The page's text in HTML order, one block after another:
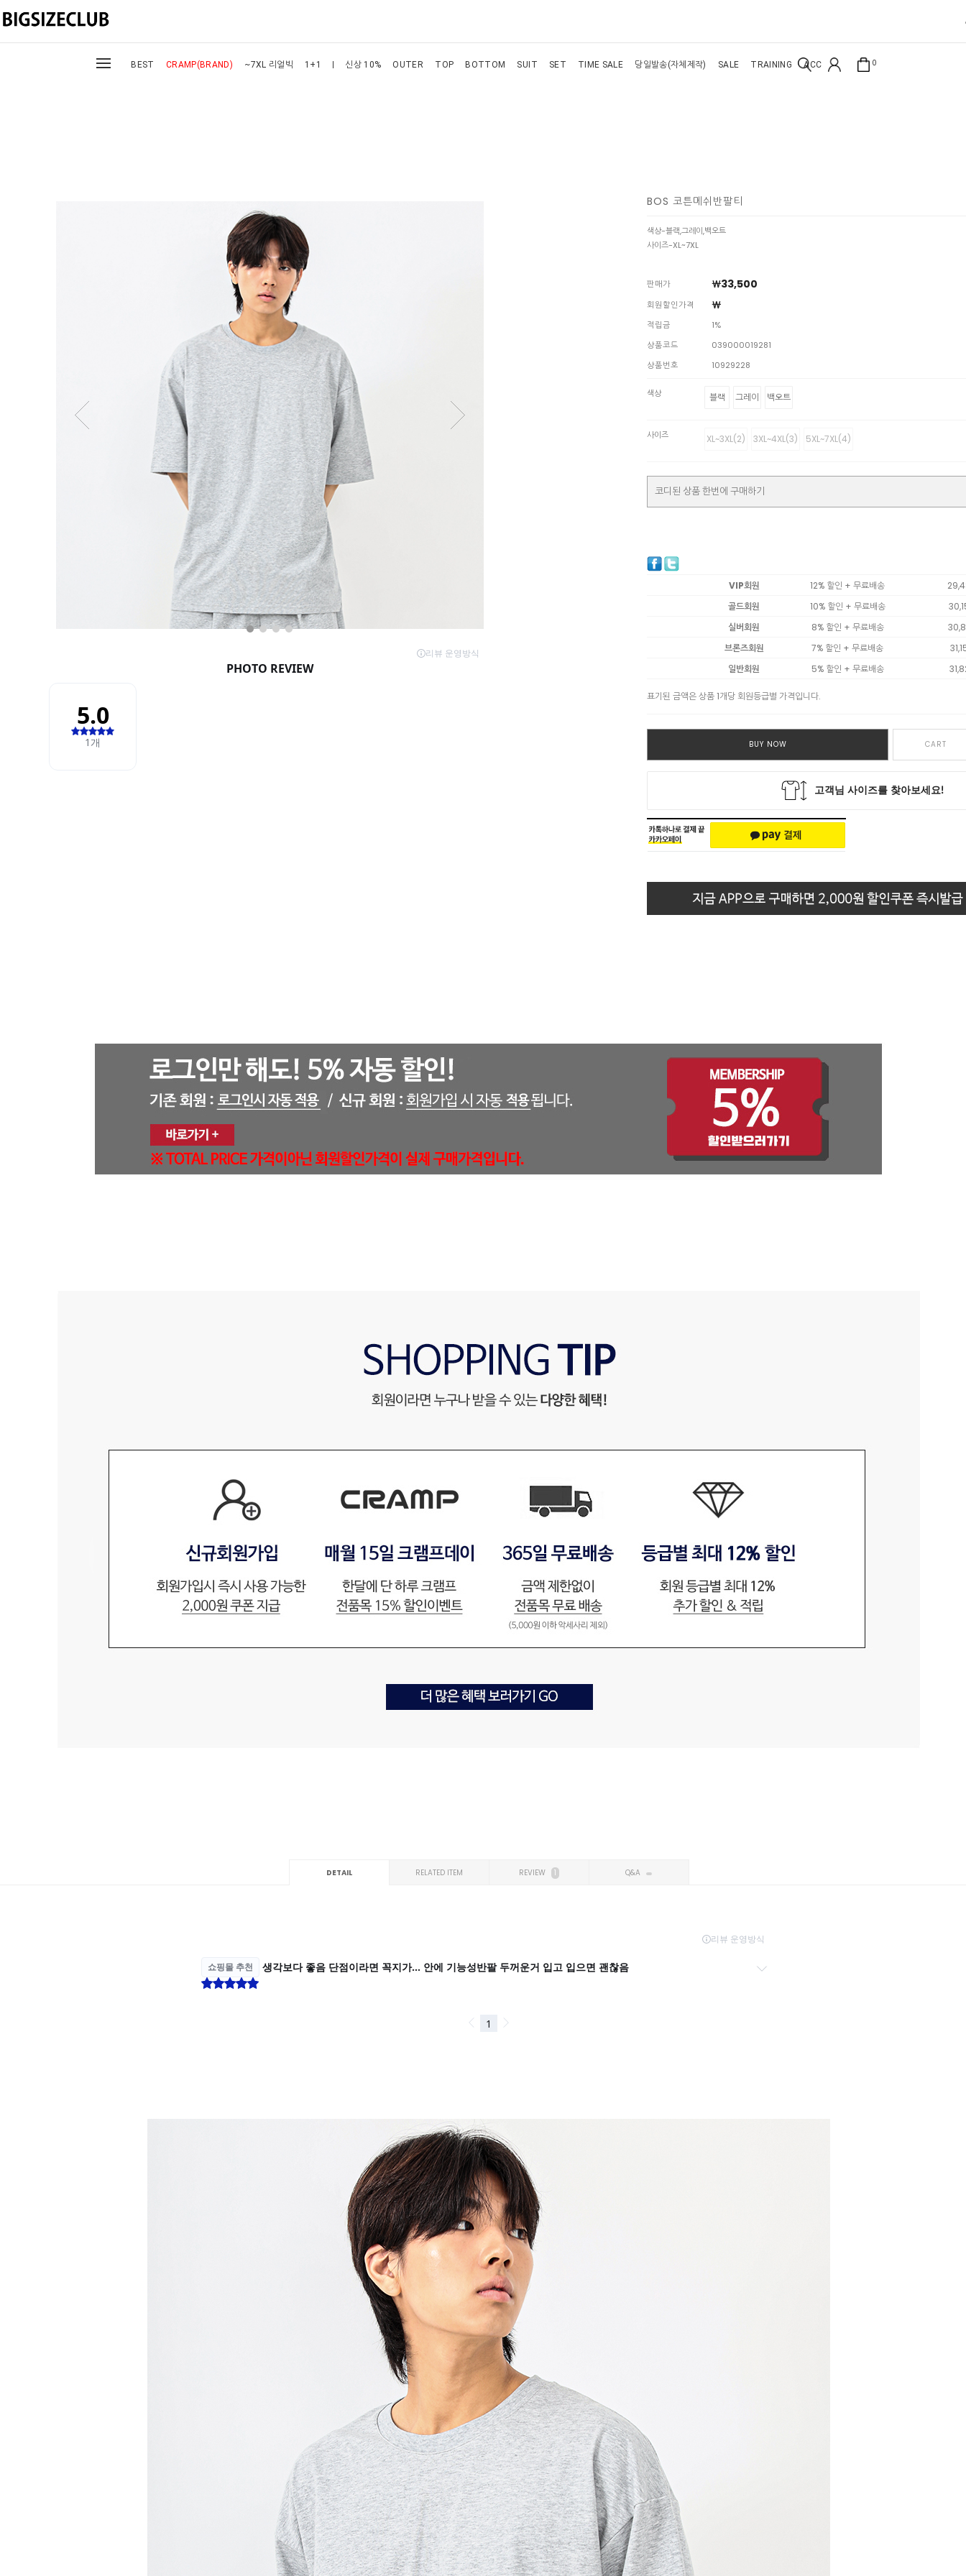
BEST CRAMP(BRAND) ~7XL 리얼빅 1+1 신상 10% OUTER TOP BOTTOM SUIT SET TIME SALE 당일발송(자체제작) SALE TRAINING ACC 0
BOS 코튼메쉬반팔티
색상-블랙,그레이,백오트
사이즈-XL~7XL
판매가 ￦33,500
회원할인가격 ￦
적립금
1%
상품코드
039000019281
상품번호
10929228
색상 블랙 그레이 백오트
사이즈 XL~3XL(2) 3XL~4XL(3) 5XL~7XL(4)
코디된 상품 한번에 구매하기
VIP회원 12% 할인 + 무료배송
골드회원
10% 할인 + 무료배송
실버회원
8% 할인 + 무료배송
브론즈회원
7% 할인 + 무료배송
일반회원
5% 할인 + 무료배송
표기된 금액은 상품 1개당 회원등급별 가격입니다.
BUY NOW CART
DETAIL RELATED ITEM REVIEW 1 Q&A